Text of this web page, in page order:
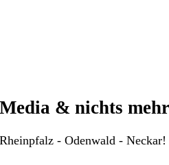
& nichts
- Odenwald - Neckar!